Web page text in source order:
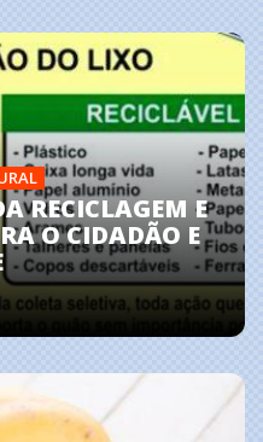
RECICLAGEM E
O CIDADÃO E